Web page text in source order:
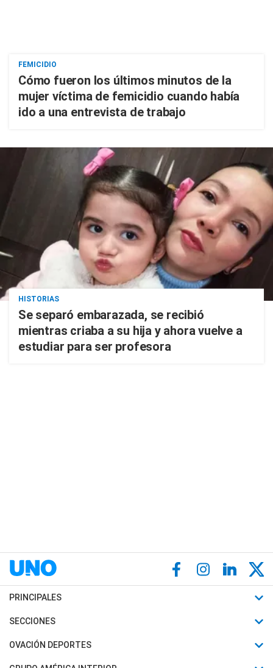
FEMICIDIO
Cómo fueron los últimos minutos de la
mujer víctima de femicidio cuando había
ido a una entrevista de trabajo
HISTORIAS
Se separó embarazada, se recibió
mientras criaba a su hija y ahora vuelve a
estudiar para ser profesora
PRINCIPALES
Últimas Noticias
Política
SECCIONES
Horóscopo
Motores
OVACIÓN DEPORTES